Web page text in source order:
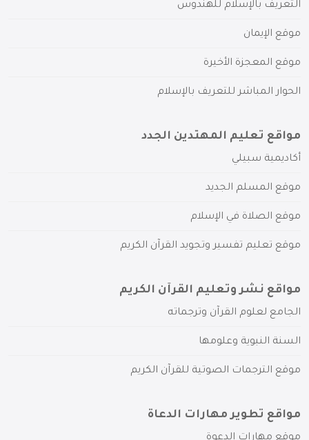
التعريف بالإسلام للهندوس
موقع الإيمان
موقع المعجزة الأخيرة
الحوار المباشر للتعريف بالإسلام
مواقع تعليم المهتدين الجدد
أكاديمية سبيلي
موقع المسلم الجديد
موقع الصلاة في الإسلام
موقع تعليم تفسير وتجويد القرآن الكريم
مواقع نشر وتعليم القرآن الكريم
الجامع لعلوم القرآن وترجماته
السنة النبوية وعلومها
موقع الترجمات الصوتية للقرآن الكريم
مواقع تطوير مهارات الدعاة
موقع مهارات الدعوة